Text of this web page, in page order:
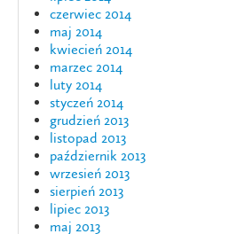
czerwiec 2014
maj 2014
kwiecień 2014
marzec 2014
luty 2014
styczeń 2014
grudzień 2013
listopad 2013
październik 2013
wrzesień 2013
sierpień 2013
lipiec 2013
maj 2013